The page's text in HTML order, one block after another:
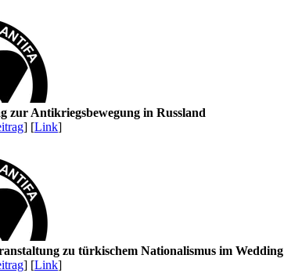
zur Antikriegsbewegung in Russland
] [Link]
zu türkischem Nationalismus im Wedding
] [Link]